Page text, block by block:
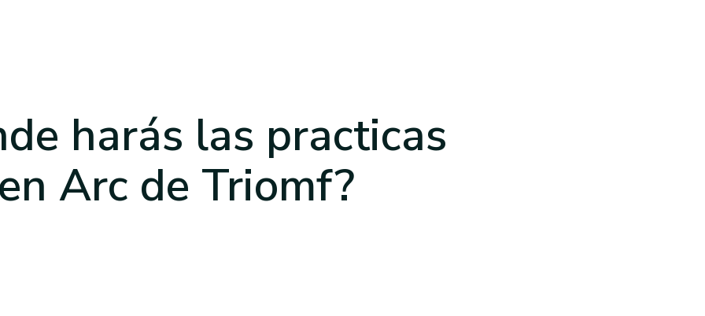
harás las practicas
en Arc de Triomf?